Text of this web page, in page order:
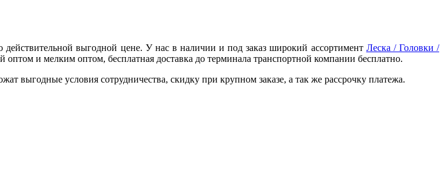
выгодной цене. У нас в наличии и под заказ широкий ассортимент Леска / Головки /
оптом и мелким оптом, бесплатная доставка до терминала транспортной компании бесплатно.
выгодные условия сотрудничества, скидку при крупном заказе, а так же рассрочку платежа.